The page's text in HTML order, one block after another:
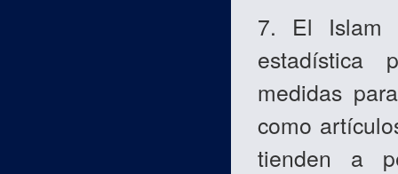
7. El Islam
estadística
medidas
como
tienden a